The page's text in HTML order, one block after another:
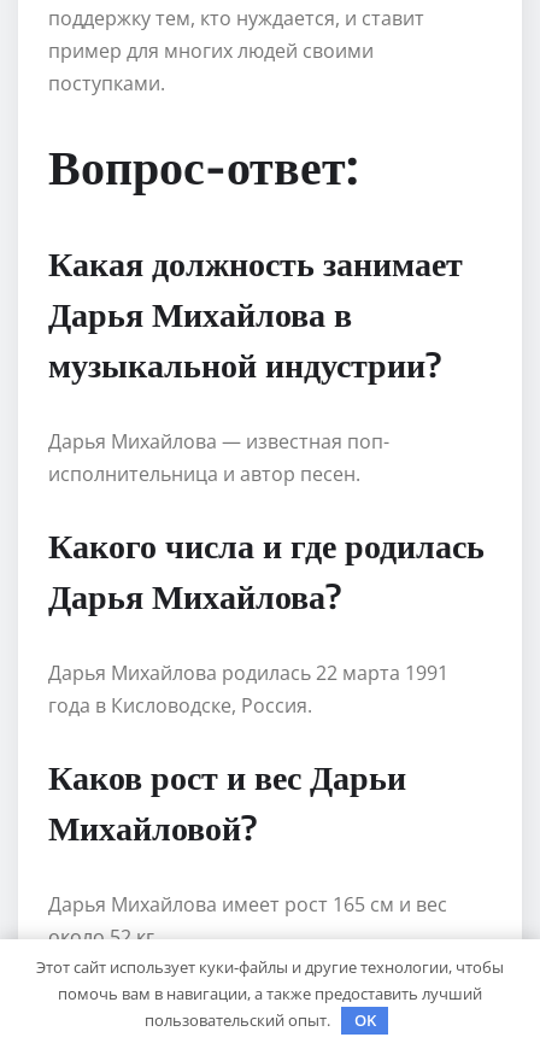
поддержку тем, кто нуждается, и ставит
пример для многих людей своими
поступками.
Вопрос-ответ:
Какая должность занимает
Дарья Михайлова в
музыкальной индустрии?
Дарья Михайлова — известная поп-
исполнительница и автор песен.
Какого числа и где родилась
Дарья Михайлова?
Дарья Михайлова родилась 22 марта 1991
года в Кисловодске, Россия.
Каков рост и вес Дарьи
Михайловой?
Дарья Михайлова имеет рост 165 см и вес
около 52 кг.
С кем состояла в браке
Этот сайт использует куки-файлы и другие технологии, чтобы
помочь вам в навигации, а также предоставить лучший
пользовательский опыт.
OK